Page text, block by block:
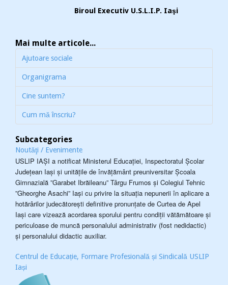
Biroul Executiv U.S.L.I.P. Iaşi
Mai multe articole...
Ajutoare sociale
Organigrama
Cine suntem?
Cum mă înscriu?
Subcategories
Noutăţi / Evenimente
USLIP IAȘI a notificat Ministerul Educației, Inspectoratul Școlar
Județean Iași și unitățile de învățământ preuniversitar Școala
Gimnazială ”Garabet Ibrăileanu” Târgu Frumos și Colegiul Tehnic
”Gheorghe Asachi” Iași cu privire la situația nepunerii în aplicare a
hotărârilor judecătorești definitive pronunțate de Curtea de Apel
Iași care vizează acordarea sporului pentru condiții vătămătoare și
periculoase de muncă personalului administrativ (fost nedidactic)
și personalului didactic auxiliar.
Centrul de Educație, Formare Profesională și Sindicală USLIP
Iași